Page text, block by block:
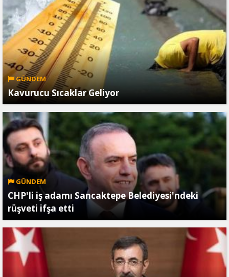
GÜNDEM
Kavurucu Sıcaklar Geliyor
GÜNDEM
CHP'li iş adamı Sancaktepe Belediyesi'ndeki
rüşveti ifşa etti